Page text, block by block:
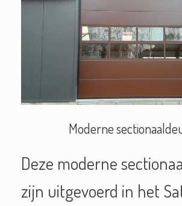
Moderne
Deze moderne
zijn uitgevoerd in het